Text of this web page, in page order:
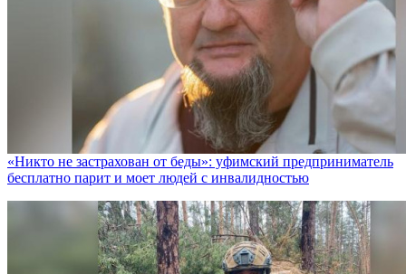
«Никто не заcтрахован от беды»: уфимский предприниматель
бесплатно парит и моет людей с инвалидностью